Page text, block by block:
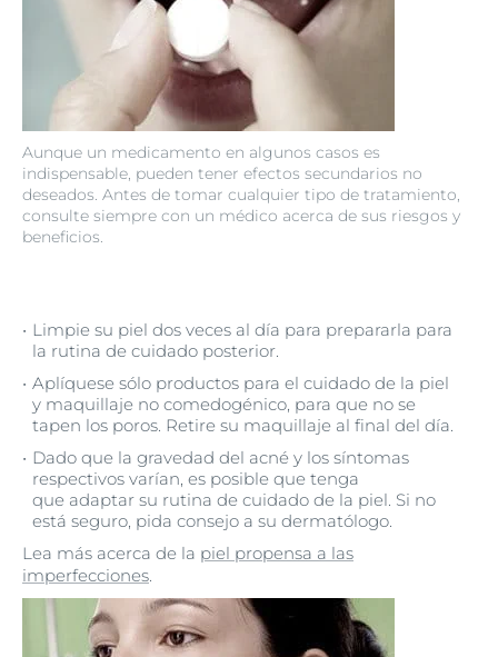
Aunque un medicamento en algunos casos es
indispensable, pueden tener efectos secundarios no
deseados. Antes de tomar cualquier tipo de tratamiento,
consulte siempre con un médico acerca de sus riesgos y
beneficios.
Limpie su piel dos veces al día para prepararla para
la rutina de cuidado posterior.
Aplíquese sólo productos para el cuidado de la piel
y maquillaje no comedogénico, para que no se
tapen los poros. Retire su maquillaje al final del día.
Dado que la gravedad del acné y los síntomas
respectivos varían, es posible que tenga
que adaptar su rutina de cuidado de la piel. Si no
está seguro, pida consejo a su dermatólogo.
Lea más acerca de la piel propensa a las
imperfecciones.